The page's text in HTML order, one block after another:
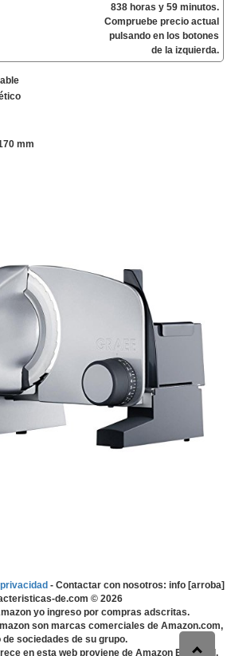
838 horas y 59 minutos.
Compruebe precio actual
pulsando en los botones
de la izquierda.
mm
- Contactar con nosotros: info [arroba]
de.com © 2026
yo ingreso por compras adscritas.
son marcas comerciales de Amazon.com,
de sociedades de su grupo.
en esta web proviene de Amazon EU S.à r.l.